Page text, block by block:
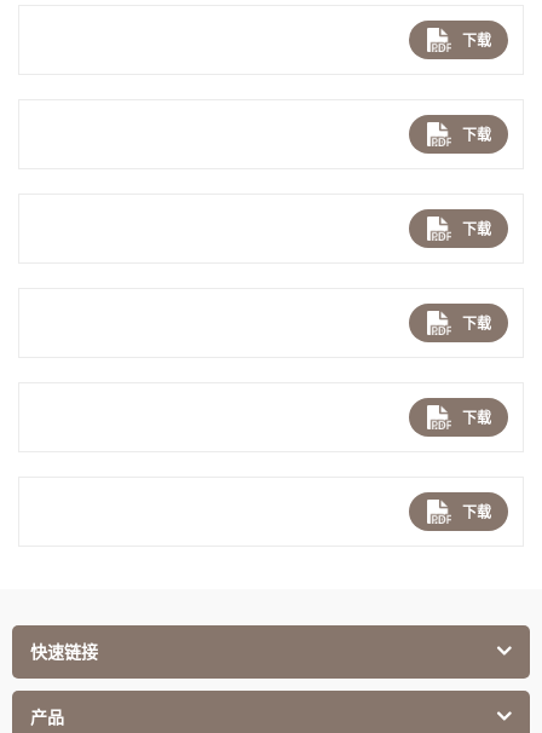
下载
下载
下载
下载
下载
下载
快速链接
产品